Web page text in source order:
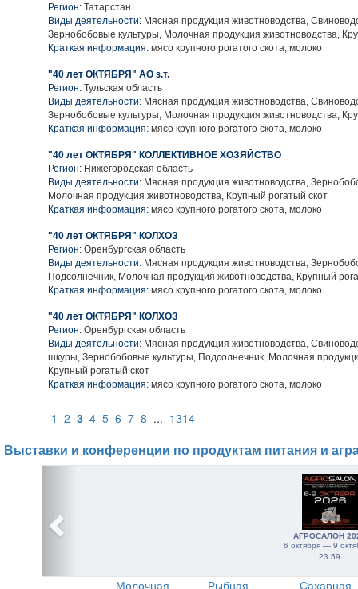
Регион: Татарстан
Виды деятельности: Мясная продукция животноводства,
Зернобобовые культуры, Молочная продукция животноводства,
Краткая информация: мясо крупного рогатого скота, молоко
"40 лет ОКТЯБРЯ" АО з.т.
Регион: Тульская область
Виды деятельности: Мясная продукция животноводства,
Зернобобовые культуры, Молочная продукция животноводства,
Краткая информация: мясо крупного рогатого скота, молоко
"40 лет ОКТЯБРЯ" КОЛЛЕКТИВНОЕ ХОЗЯЙСТВО
Регион: Нижегородская область
Виды деятельности: Мясная продукция животноводства,
Молочная продукция животноводства, Крупный рогатый скот
Краткая информация: мясо крупного рогатого скота, молоко
"40 лет ОКТЯБРЯ" КОЛХОЗ
Регион: Оренбургская область
Виды деятельности: Мясная продукция животноводства,
Подсолнечник, Молочная продукция животноводства, Крупный
Краткая информация: мясо крупного рогатого скота, молоко
"40 лет ОКТЯБРЯ" КОЛХОЗ
Регион: Оренбургская область
Виды деятельности: Мясная продукция животноводства,
шкуры, Зернобобовые культуры, Подсолнечник, Молочная
Крупный рогатый скот
Краткая информация: мясо крупного рогатого скота, молоко
1 2 3 4 5 6 7 8 ... 1314
Выставки и конференции по продуктам питания и
АГРОСАЛОН
6 октября — 9
23:59
Молочная Рыбная Сахарная